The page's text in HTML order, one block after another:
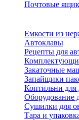
Почтовые
Емкости из
Автоклавы
Рецепты для
Закаточные
Запайщики
Коптильни для
Оборудование
Сушилки для
Тара и